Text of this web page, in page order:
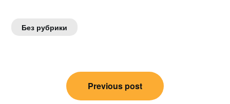
Без рубрики
Навигация
Previous post